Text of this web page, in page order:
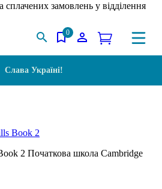
сплачених замовлень у відділення
0
Слава Україні!
Book 2